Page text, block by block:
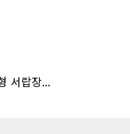
서랍장...